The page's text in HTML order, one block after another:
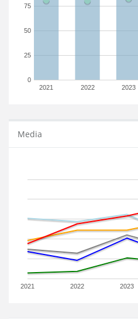
2021 2022 2023
0
25
50
75
Media
2021 2022 2023